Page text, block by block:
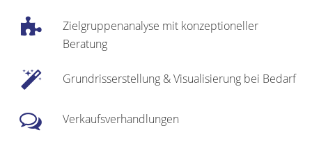
Zielgruppenanalyse mit konzeptioneller
Beratung
Grundrisserstellung & Visualisierung bei Bedarf
Verkaufsverhandlungen